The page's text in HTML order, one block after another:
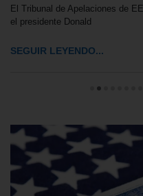
El Tribunal de Apelaciones de
el presidente Donald
SEGUIR LEYENDO...